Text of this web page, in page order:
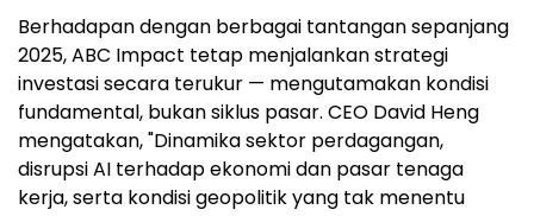
Berhadapan dengan berbagai tantangan sepanjang
2025, ABC Impact tetap menjalankan strategi
investasi secara terukur — mengutamakan kondisi
fundamental, bukan siklus pasar. CEO David Heng
mengatakan, "Dinamika sektor perdagangan,
disrupsi AI terhadap ekonomi dan pasar tenaga
kerja, serta kondisi geopolitik yang tak menentu